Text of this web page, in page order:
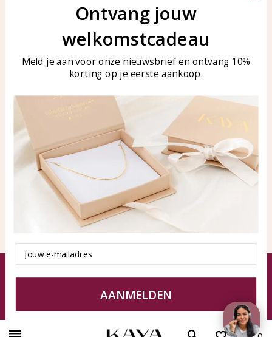
Veelgestelde vragen
Bellen of WhatsApp Ma-Vr
tussen 09:00-17:00
Tel: 0850003187
klantenservice@kayasierade
Producten
Alle producten
Nieuwe producten
Aanbiedingen
KAYA Sieraden
Over ons
Samenwerken?
Tips en Advies
Duurzaamheid
Ontvang jouw
welkomstcadeau
Meld je aan voor onze nieuwsbrief en ontvang 10%
korting op je eerste aankoop.
Email
AANMELDEN